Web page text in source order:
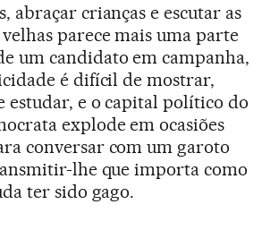
abraçar crianças e escutar as
velhas parece mais uma parte
um candidato em campanha,
é difícil de mostrar,
estudar, e o capital político do
explode em ocasiões
conversar com um garoto
lhe que importa como
ter sido gago.